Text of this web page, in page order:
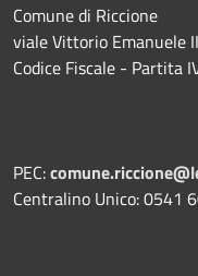
Comune di Riccione
viale Vittorio Emanuele
Codice Fiscale - Partita
PEC:
Centralino Unico: 0541